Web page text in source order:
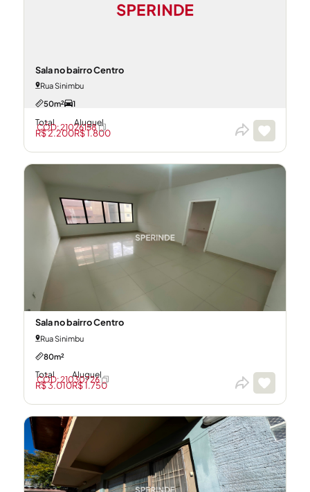
Sala no bairro Centro
Rua Sinimbu
50m²
1
Total
R$ 2.200
Aluguel
R$ 1.800
CÓD: 21026158
Sala no bairro Centro
Rua Sinimbu
80m²
Total
R$ 3.010
Aluguel
R$ 1.750
CÓD: 21030726